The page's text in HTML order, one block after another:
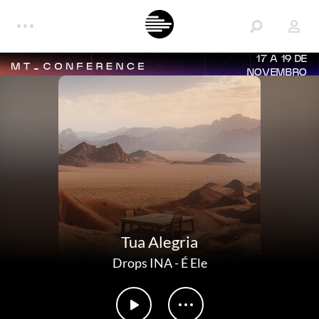
17 A 19 DE
NOVEMBRO
Tua Alegria
Drops INA-É Ele